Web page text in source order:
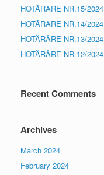
HOTĂRÂRE NR.15/2024
HOTĂRÂRE NR.14/2024
HOTĂRÂRE NR.13/2024
HOTĂRÂRE NR.12/2024
Recent Comments
Archives
March 2024
February 2024